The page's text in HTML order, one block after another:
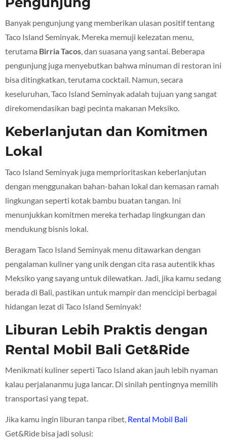
Banyak pengunjung yang memberikan ulasan positif tentang
Taco Island Seminyak. Mereka memuji kelezatan menu,
terutama Birria Tacos, dan suasana yang santai. Beberapa
pengunjung juga menyebutkan bahwa minuman di restoran ini
bisa ditingkatkan, terutama cocktail. Namun, secara
keseluruhan, Taco Island Seminyak adalah tujuan yang sangat
direkomendasikan bagi pecinta makanan Meksiko.
Keberlanjutan dan Komitmen
Lokal
Taco Island Seminyak juga memprioritaskan keberlanjutan
dengan menggunakan bahan-bahan lokal dan kemasan ramah
lingkungan seperti kotak bambu buatan tangan. Ini
menunjukkan komitmen mereka terhadap lingkungan dan
mendukung bisnis lokal.
Beragam Taco Island Seminyak menu ditawarkan dengan
pengalaman kuliner yang unik dengan cita rasa autentik khas
Meksiko yang sayang untuk dilewatkan. Jadi, jika kamu sedang
berada di Bali, pastikan untuk mampir dan mencicipi berbagai
hidangan lezat di Taco Island Seminyak!
Liburan Lebih Praktis dengan
Rental Mobil Bali Get&Ride
Menikmati kuliner seperti Taco Island akan jauh lebih nyaman
kalau perjalananmu juga lancar. Di sinilah pentingnya memilih
transportasi yang tepat.
Jika kamu ingin liburan tanpa ribet, Rental Mobil Bali
Get&Ride bisa jadi solusi: